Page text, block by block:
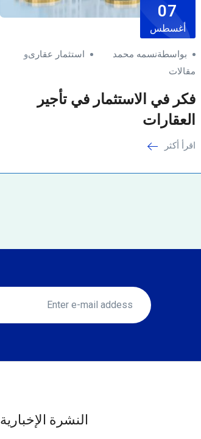
07
أغسطس
بواسطةنسمه محمد استثمار عقارىو
مقالات
فكر في الاستثمار في تأجير
العقارات
اقرأ أكثر
النشرة الإخبارية